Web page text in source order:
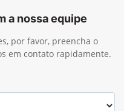
a nossa equipe
por favor, preencha o
em contato rapidamente.